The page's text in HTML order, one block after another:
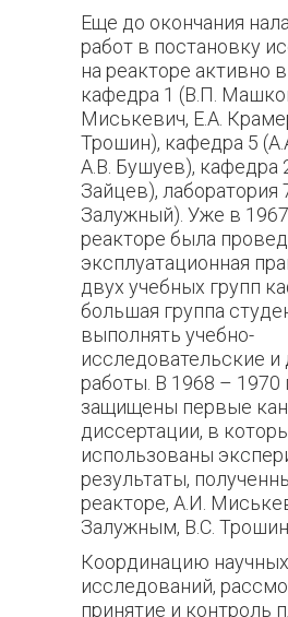
Еще до окончания
работ в постановку
на реакторе активно
кафедра 1 (В.П.
Миськевич, Е.А.
Трошин), кафедра 5
А.В. Бушуев), кафедра
Зайцев), лаборатория
Залужный). Уже в 1967
реакторе была
эксплуатационная
двух учебных групп
большая группа
выполнять учебно-
исследовательские
работы. В 1968 – 1970
защищены первые
диссертации, в
использованы
результаты,
реакторе, А.И.
Залужным, В.С.
Координацию научных
исследований,
принятие и контроль